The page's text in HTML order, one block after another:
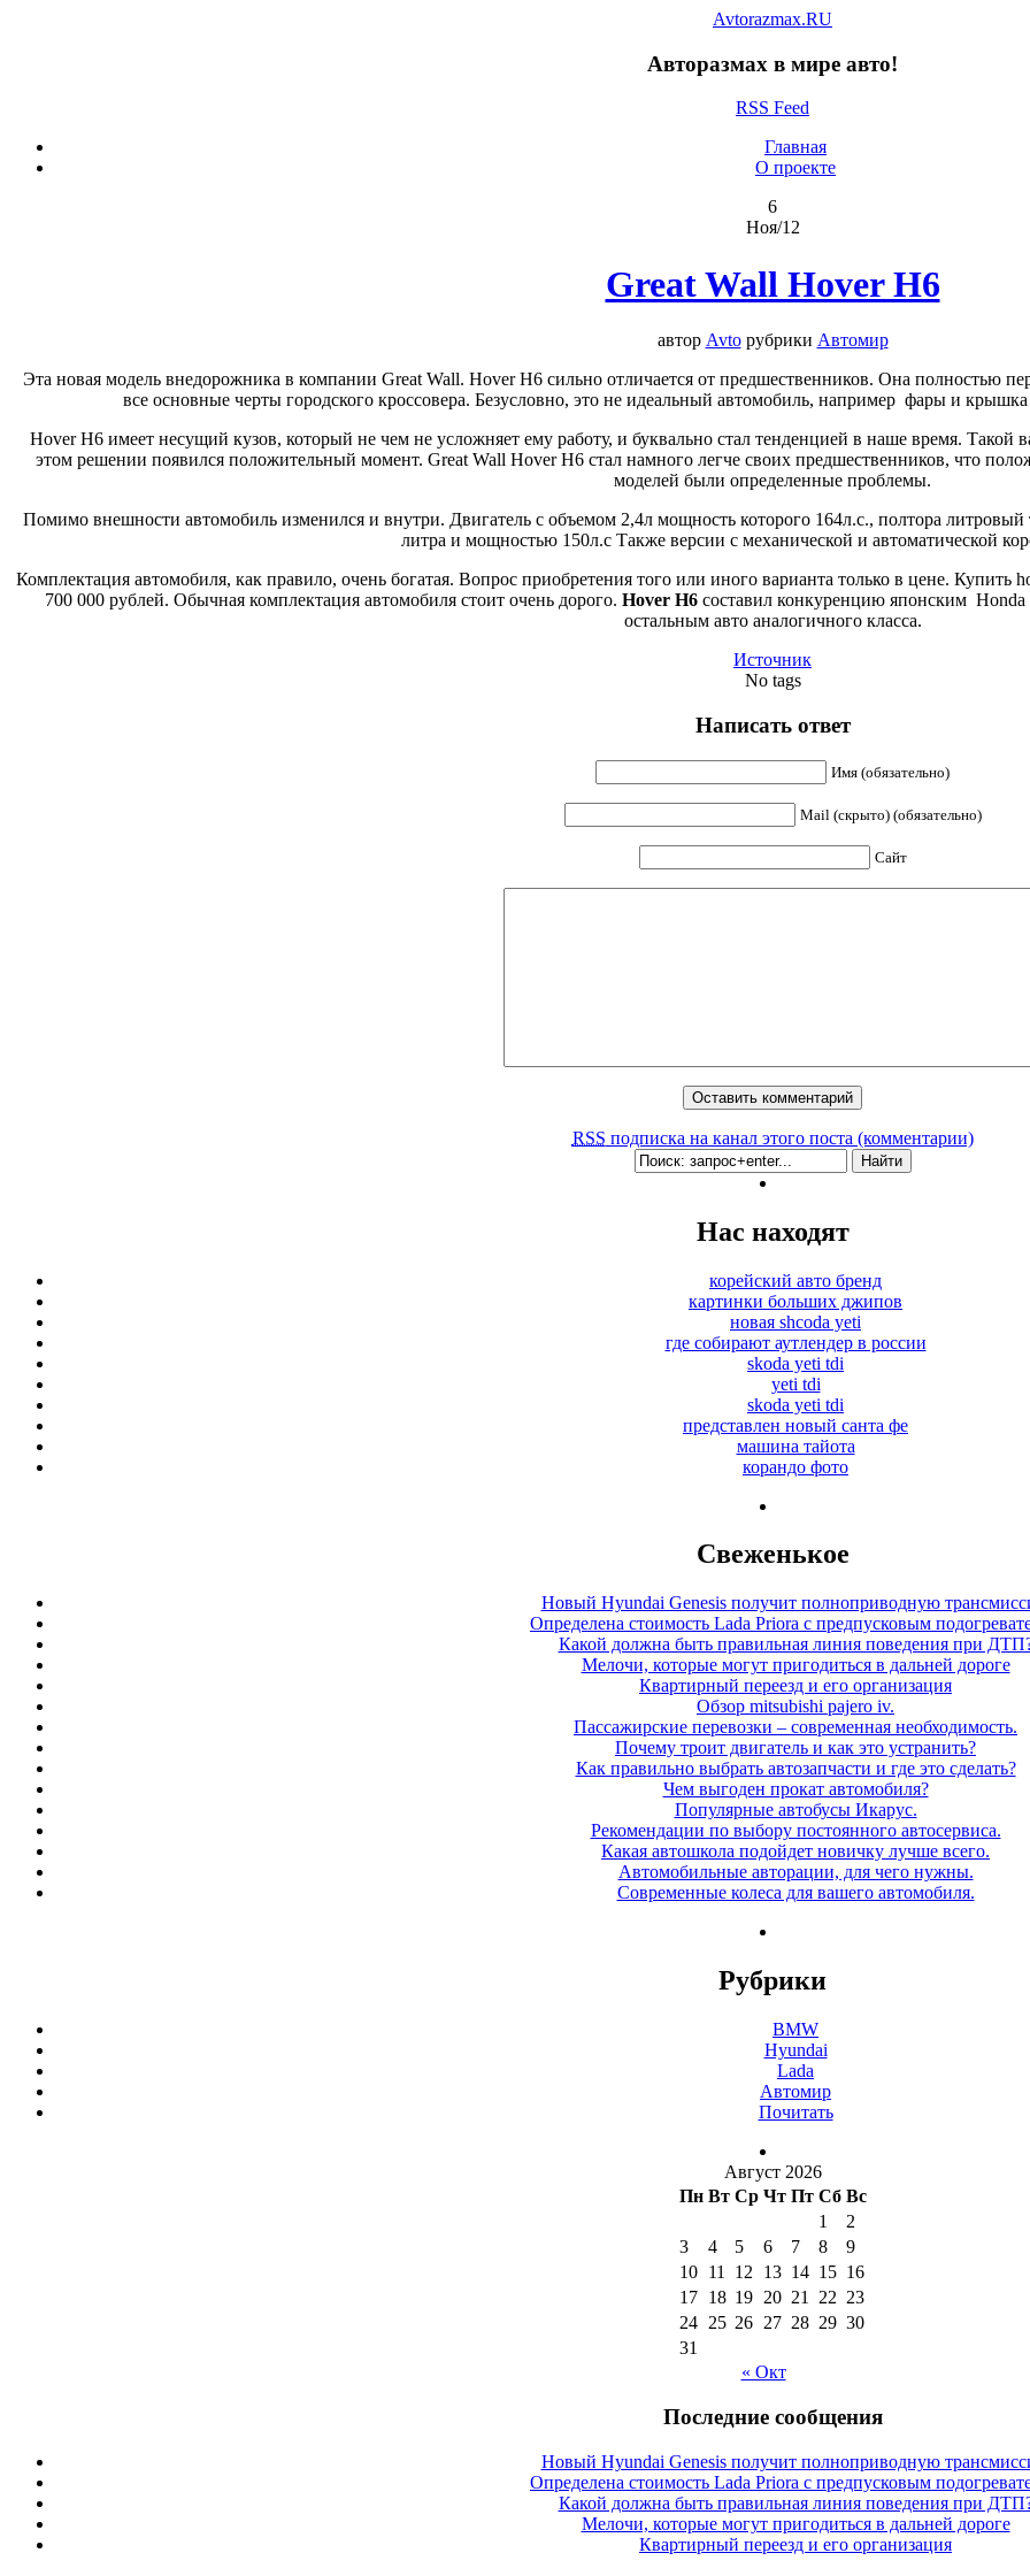
Avtorazmax.RU
Авторазмах в мире авто!
RSS Feed
Главная
О проекте
6
Ноя/12
Great Wall Hover H6
автор Avtoрубрики Автомир
Эта новая модель внедорожника в компании Great Wall. Hover H6 сильно отличается от предшественников. Она полностью
все основные черты городского кроссовера. Безусловно, это не идеальный автомобиль, например фары и
Hover H6 имеет несущий кузов, который не чем не усложняет ему работу, и буквально стал тенденцией в наше время. Такой
этом решении появился положительный момент. Great Wall Hover H6 стал намного легче своих предшественников, что
моделей были определенные проблемы.
Помимо внешности автомобиль изменился и внутри. Двигатель с объемом 2,4л мощность которого 164л.с., полтора литровый
литра и мощностью 150л.с Также версии с механической и автоматической
Комплектация автомобиля, как правило, очень богатая. Вопрос приобретения того или иного варианта только в цене.
700 000 рублей. Обычная комплектация автомобиля стоит очень дорого. Hover H6составил конкуренцию японским Honda
остальным авто аналогичного класса.
Источник
No tags
Написать ответ
Имя (обязательно)
Mail (скрыто) (обязательно)
Сайт
RSS подписка на канал этого поста (комментарии)
Нас находят
корейский авто бренд
картинки больших джипов
новая shcoda yeti
где собирают аутлендер в россии
skoda yeti tdi
yeti tdi
skoda yeti tdi
представлен новый санта фе
машина тайота
корандо фото
Свеженькое
Новый Hyundai Genesis получит полноприводную
Определена стоимость Lada Priora с предпусковым
Какой должна быть правильная линия поведения при
Мелочи, которые могут пригодиться в дальней дороге
Квартирный переезд и его организация
Обзор mitsubishi pajero iv.
Пассажирские перевозки – современная необходимость.
Почему троит двигатель и как это устранить?
Как правильно выбрать автозапчасти и где это сделать?
Чем выгоден прокат автомобиля?
Популярные автобусы Икарус.
Рекомендации по выбору постоянного автосервиса.
Какая автошкола подойдет новичку лучше всего.
Автомобильные авторации, для чего нужны.
Современные колеса для вашего автомобиля.
Рубрики
BMW
Hyundai
Lada
Автомир
Почитать
Август 2026
Пн Вт Ср Чт Пт Сб Вс
1
2
3
4 5 6 7 8
9
10
11 12 13 14 15 16
17
18 19 20 21 22 23
24
25 26 27 28 29 30
31
« Окт
Последние сообщения
Новый Hyundai Genesis получит полноприводную
Определена стоимость Lada Priora с предпусковым
Какой должна быть правильная линия поведения при
Мелочи, которые могут пригодиться в дальней дороге
Квартирный переезд и его организация